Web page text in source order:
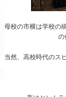
母校の市横は学校の
の
当然、高校時代のス